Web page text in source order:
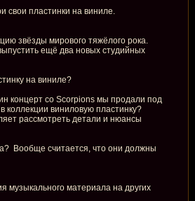
свои пластинки на виниле.
звёзды мирового тяжёлого рока.
ещё два новых студийных
на виниле?
концерт со Scorpions мы продали под
коллекции виниловую пластинку?
рассмотреть детали и нюансы
Вообще считается, что они должны
музыкального материала на других